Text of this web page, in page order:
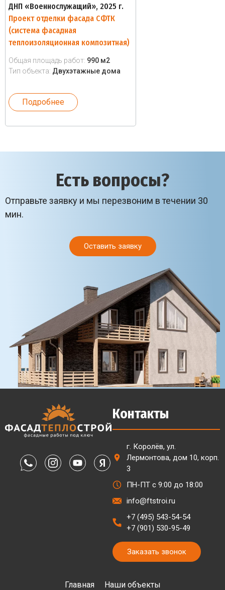
ДНП «Военнослужащий», 2025 г.
Проект отделки фасада СФТК
(система фасадная
теплоизоляционная композитная)
Общая площадь работ: 990 м2
Тип объекта: Двухэтажные дома
Подробнее
Есть вопросы?
Отправьте заявку и мы перезвоним в течении 30
мин.
Оставить заявку
Главная Наши объекты
Контакты
г. Королёв, ул.
Лермонтова, дом 10, корп.
3
ПН-ПТ с 9:00 до 18:00
info@ftstroi.ru
+7 (495) 543-54-54
+7 (901) 530-95-49
Заказать звонок